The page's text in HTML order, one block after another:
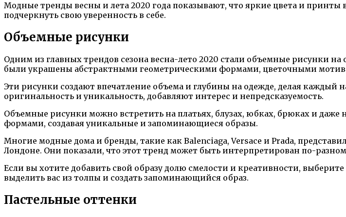
Модные тренды весны и лета 2020 года показывают, что яркие цвета и
подчеркнуть свою уверенность в себе.
Объемные рисунки
Одним из главных трендов сезона весна-лето 2020 стали объемные рисунки
были украшены абстрактными геометрическими формами, цветочными
Эти рисунки создают впечатление объема и глубины на одежде, делая
оригинальность и уникальность, добавляют интерес и непредсказуемость.
Объемные рисунки можно встретить на платьях, блузах, юбках, брюках и
формами, создавая уникальные и запоминающиеся образы.
Многие модные дома и бренды, такие как Balenciaga, Versace и Prada,
Лондоне. Они показали, что этот тренд может быть интерпретирован по-
Если вы хотите добавить свой образу долю смелости и креативности,
выделить вас из толпы и создать запоминающийся образ.
Пастельные оттенки